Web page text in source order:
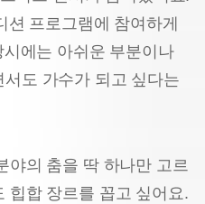
션 프로그램에 참여하게
에는 아쉬운 부분이나
도 가수가 되고 싶다는
야의 춤을 딱 하나만 고르
힙합 장르를 꼽고 싶어요.